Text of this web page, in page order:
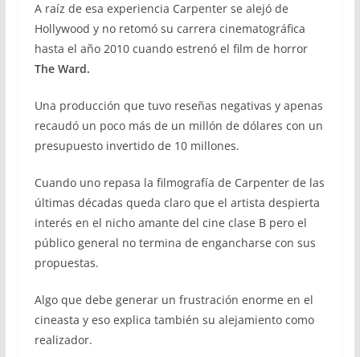
A raíz de esa experiencia Carpenter se alejó de
Hollywood y no retomó su carrera cinematográfica
hasta el año 2010 cuando estrenó el film de horror
The Ward.
Una producción que tuvo reseñas negativas y apenas
recaudó un poco más de un millón de dólares con un
presupuesto invertido de 10 millones.
Cuando uno repasa la filmografía de Carpenter de las
últimas décadas queda claro que el artista despierta
interés en el nicho amante del cine clase B pero el
público general no termina de engancharse con sus
propuestas.
Algo que debe generar un frustración enorme en el
cineasta y eso explica también su alejamiento como
realizador.